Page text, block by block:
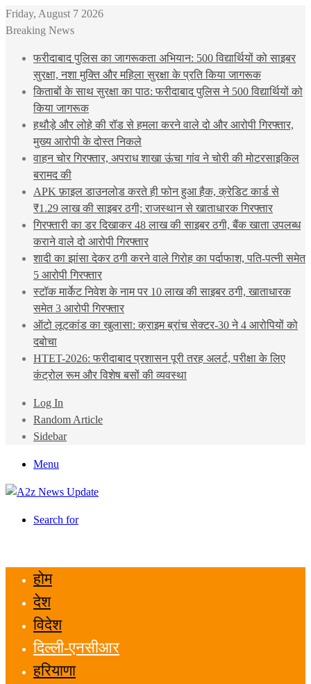
Friday, August 7 2026
Breaking News
फरीदाबाद पुलिस का जागरूकता अभियान: 500 विद्यार्थियों को साइबर
सुरक्षा, नशा मुक्ति और महिला सुरक्षा के प्रति किया जागरूक
किताबों के साथ सुरक्षा का पाठ: फरीदाबाद पुलिस ने 500 विद्यार्थियों को
किया जागरूक
हथौड़े और लोहे की रॉड से हमला करने वाले दो और आरोपी गिरफ्तार,
मुख्य आरोपी के दोस्त निकले
वाहन चोर गिरफ्तार, अपराध शाखा ऊंचा गांव ने चोरी की मोटरसाइकिल
बरामद की
APK फ़ाइल डाउनलोड करते ही फोन हुआ हैक, क्रेडिट कार्ड से
₹1.29 लाख की साइबर ठगी; राजस्थान से खाताधारक गिरफ्तार
गिरफ्तारी का डर दिखाकर 48 लाख की साइबर ठगी, बैंक खाता उपलब्ध
कराने वाले दो आरोपी गिरफ्तार
शादी का झांसा देकर ठगी करने वाले गिरोह का पर्दाफाश, पति-पत्नी समेत
5 आरोपी गिरफ्तार
स्टॉक मार्केट निवेश के नाम पर 10 लाख की साइबर ठगी, खाताधारक
समेत 3 आरोपी गिरफ्तार
ऑटो लूटकांड का खुलासा: क्राइम ब्रांच सेक्टर-30 ने 4 आरोपियों को
दबोचा
HTET-2026: फरीदाबाद प्रशासन पूरी तरह अलर्ट, परीक्षा के लिए
कंट्रोल रूम और विशेष बसों की व्यवस्था
Log In
Random Article
Sidebar
Menu
Search for
होम
देश
विदेश
दिल्ली-एनसीआर
हरियाणा